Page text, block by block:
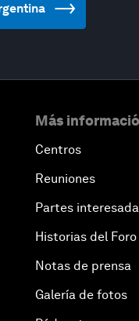
Más
Centros
Reuniones
Partes
Historias del Foro
Notas de prensa
Galería de fotos